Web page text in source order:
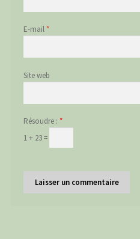
E-mail *
Site web
Résoudre : *
1 + 23 =